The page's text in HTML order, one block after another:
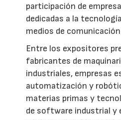
participación de
dedicadas a la
medios de
Entre los expositores
fabricantes de
industriales, empresas
automatización y
materias primas y
de software industrial y